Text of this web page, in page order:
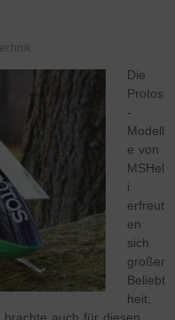
Die
Protos
-
Modell
e von
MSHel
i
erfreut
en
sich
großer
Beliebt
heit,